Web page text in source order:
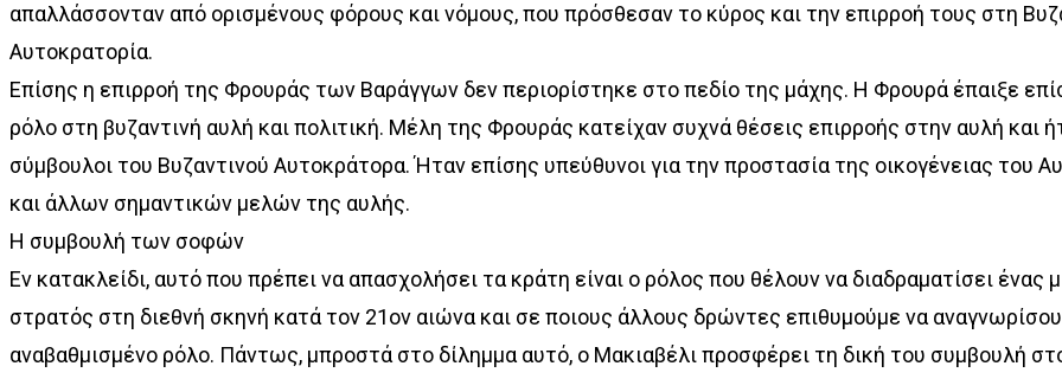
απαλλάσσονταν από ορισμένους φόρους και νόμους, που πρόσθεσαν το κύρος και την επιρροή τους στη
Αυτοκρατορία.
Επίσης η επιρροή της Φρουράς των Βαράγγων δεν περιορίστηκε στο πεδίο της μάχης. Η Φρουρά έπαιξε
ρόλο στη βυζαντινή αυλή και πολιτική. Μέλη της Φρουράς κατείχαν συχνά θέσεις επιρροής στην αυλή και
σύμβουλοι του Βυζαντινού Αυτοκράτορα. Ήταν επίσης υπεύθυνοι για την προστασία της οικογένειας του
και άλλων σημαντικών μελών της αυλής.
Η συμβουλή των σοφών
Εν κατακλείδι, αυτό που πρέπει να απασχολήσει τα κράτη είναι ο ρόλος που θέλουν να διαδραματίσει ένας
στρατός στη διεθνή σκηνή κατά τον 21ον αιώνα και σε ποιους άλλους δρώντες επιθυµούµε να
αναβαθµισµένο ρόλο. Πάντως, μπροστά στο δίληµµα αυτό, ο Μακιαβέλι προσφέρει τη δική του συµβουλή